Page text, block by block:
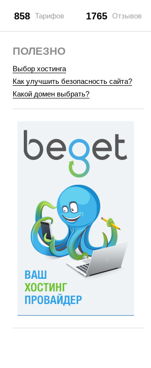
858 Тарифов 1765 Отзывов
ПОЛЕЗНО
Выбор хостинга
Как улучшить безопасность сайта?
Какой домен выбрать?